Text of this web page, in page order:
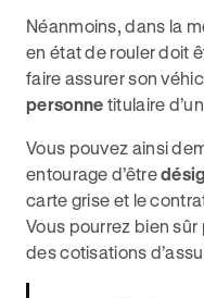
Néanmoins, dans la
en état de rouler doit
faire assurer son
personne titulaire
Vous pouvez ainsi
entourage d’être
carte grise et le
Vous pourrez bien
des cotisations